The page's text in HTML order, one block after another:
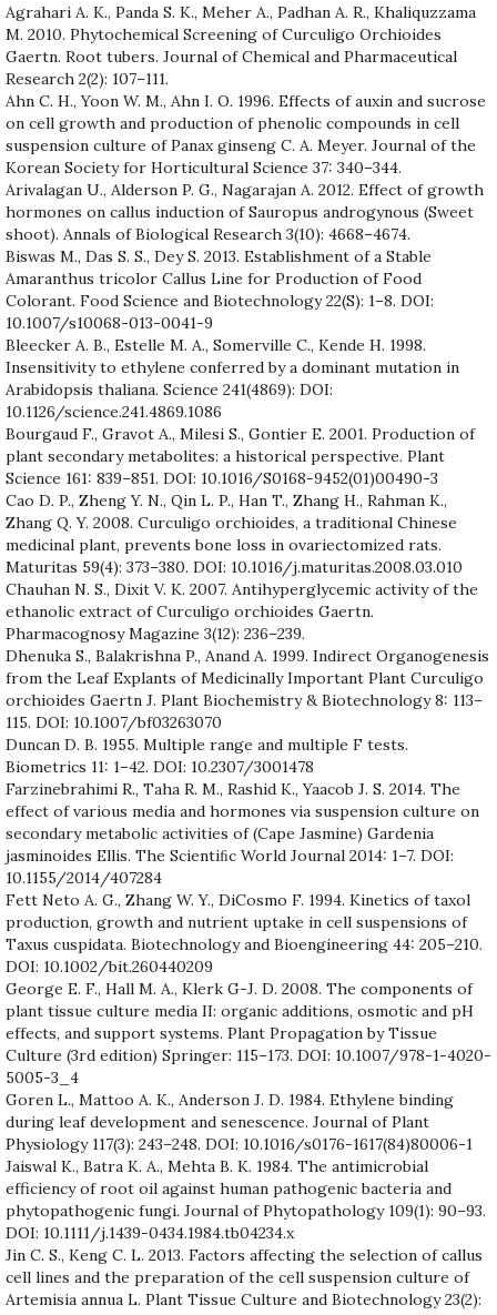
Agrahari A. K., Panda S. K., Meher A., Padhan A. R., Khaliquzzama
M. 2010. Phytochemical Screening of Curculigo Orchioides
Gaertn. Root tubers. Journal of Chemical and Pharmaceutical
Research 2(2): 107–111.
Ahn C. H., Yoon W. M., Ahn I. O. 1996. Effects of auxin and sucrose
on cell growth and production of phenolic compounds in cell
suspension culture of Panax ginseng C. A. Meyer. Journal of the
Korean Society for Horticultural Science 37: 340–344.
Arivalagan U., Alderson P. G., Nagarajan A. 2012. Effect of growth
hormones on callus induction of Sauropus androgynous (Sweet
shoot). Annals of Biological Research 3(10): 4668–4674.
Biswas M., Das S. S., Dey S. 2013. Establishment of a Stable
Amaranthus tricolor Callus Line for Production of Food
Colorant. Food Science and Biotechnology 22(S): 1–8. DOI:
10.1007/s10068-013-0041-9
Bleecker A. B., Estelle M. A., Somerville C., Kende H. 1998.
Insensitivity to ethylene conferred by a dominant mutation in
Arabidopsis thaliana. Science 241(4869): DOI:
10.1126/science.241.4869.1086
Bourgaud F., Gravot A., Milesi S., Gontier E. 2001. Production of
plant secondary metabolites: a historical perspective. Plant
Science 161: 839–851. DOI: 10.1016/S0168-9452(01)00490-3
Cao D. P., Zheng Y. N., Qin L. P., Han T., Zhang H., Rahman K.,
Zhang Q. Y. 2008. Curculigo orchioides, a traditional Chinese
medicinal plant, prevents bone loss in ovariectomized rats.
Maturitas 59(4): 373–380. DOI: 10.1016/j.maturitas.2008.03.010
Chauhan N. S., Dixit V. K. 2007. Antihyperglycemic activity of the
ethanolic extract of Curculigo orchioides Gaertn.
Pharmacognosy Magazine 3(12): 236–239.
Dhenuka S., Balakrishna P., Anand A. 1999. Indirect Organogenesis
from the Leaf Explants of Medicinally Important Plant Curculigo
orchioides Gaertn J. Plant Biochemistry & Biotechnology 8: 113–
115. DOI: 10.1007/bf03263070
Duncan D. B. 1955. Multiple range and multiple F tests.
Biometrics 11: 1–42. DOI: 10.2307/3001478
Farzinebrahimi R., Taha R. M., Rashid K., Yaacob J. S. 2014. The
effect of various media and hormones via suspension culture on
secondary metabolic activities of (Cape Jasmine) Gardenia
jasminoides Ellis. The Scientiﬁc World Journal 2014: 1–7. DOI:
10.1155/2014/407284
Fett Neto A. G., Zhang W. Y., DiCosmo F. 1994. Kinetics of taxol
production, growth and nutrient uptake in cell suspensions of
Taxus cuspidata. Biotechnology and Bioengineering 44: 205–210.
DOI: 10.1002/bit.260440209
George E. F., Hall M. A., Klerk G-J. D. 2008. The components of
plant tissue culture media II: organic additions, osmotic and pH
effects, and support systems. Plant Propagation by Tissue
Culture (3rd edition) Springer: 115–173. DOI: 10.1007/978-1-4020-
5005-3_4
Goren L., Mattoo A. K., Anderson J. D. 1984. Ethylene binding
during leaf development and senescence. Journal of Plant
Physiology 117(3): 243–248. DOI: 10.1016/s0176-1617(84)80006-1
Jaiswal K., Batra K. A., Mehta B. K. 1984. The antimicrobial
efficiency of root oil against human pathogenic bacteria and
phytopathogenic fungi. Journal of Phytopathology 109(1): 90–93.
DOI: 10.1111/j.1439-0434.1984.tb04234.x
Jin C. S., Keng C. L. 2013. Factors affecting the selection of callus
cell lines and the preparation of the cell suspension culture of
Artemisia annua L. Plant Tissue Culture and Biotechnology 23(2):